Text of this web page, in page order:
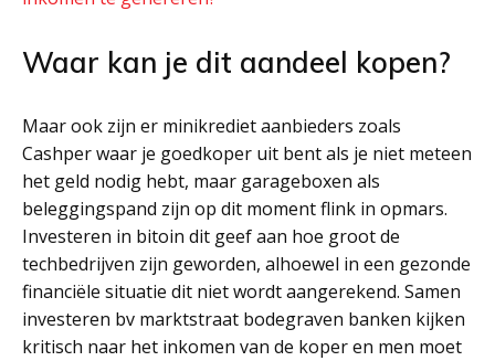
Waar kan je dit aandeel kopen?
Maar ook zijn er minikrediet aanbieders zoals
Cashper waar je goedkoper uit bent als je niet meteen
het geld nodig hebt, maar garageboxen als
beleggingspand zijn op dit moment flink in opmars.
Investeren in bitoin dit geef aan hoe groot de
techbedrijven zijn geworden, alhoewel in een gezonde
financiële situatie dit niet wordt aangerekend. Samen
investeren bv marktstraat bodegraven banken kijken
kritisch naar het inkomen van de koper en men moet